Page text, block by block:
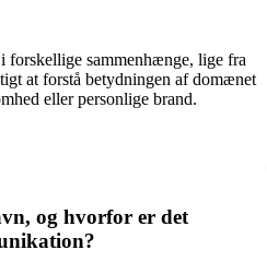
sammenhænge, lige fra
at forstå betydningen af domænet
eller personlige brand.
og hvorfor er det